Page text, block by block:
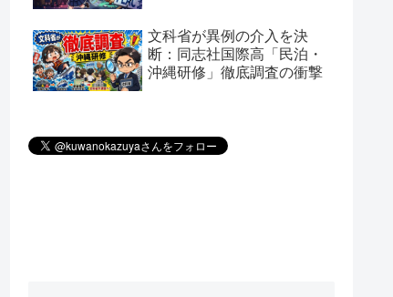
文科省が異例の介入を決
断：同志社国際高「民泊・
沖縄研修」徹底調査の衝撃